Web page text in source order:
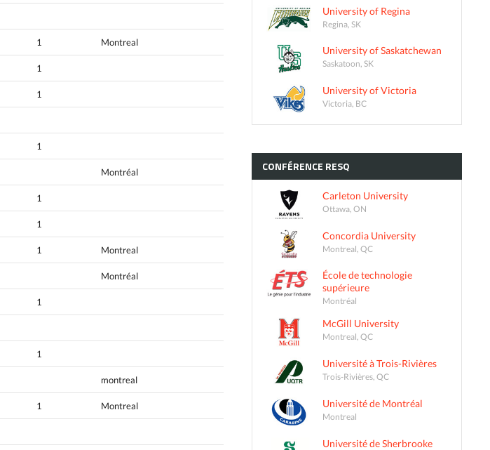
1 Montreal
1
1
1
Montréal
1
1
1 Montreal
Montréal
1
1
montreal
1 Montreal
University of Regina
Regina, SK
University of Saskatchewan
Saskatoon, SK
University of Victoria
Victoria, BC
CONFÉRENCE RESQ
Carleton University
Ottawa, ON
Concordia University
Montreal, QC
École de technologie
supérieure
Montréal
McGill University
Montreal, QC
Université à Trois-Rivières
Trois-Rivières, QC
Université de Montréal
Montreal
Université de Sherbrooke